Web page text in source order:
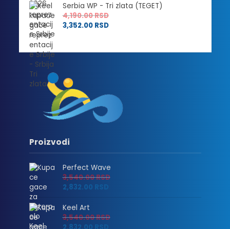
Serbia WP - Tri zlata (TEGET)
4,190.00RSD
3,352.00 RSD
Proizvodi
Perfect Wave
3,540.00RSD
2,832.00 RSD
Keel Art
3,540.00RSD